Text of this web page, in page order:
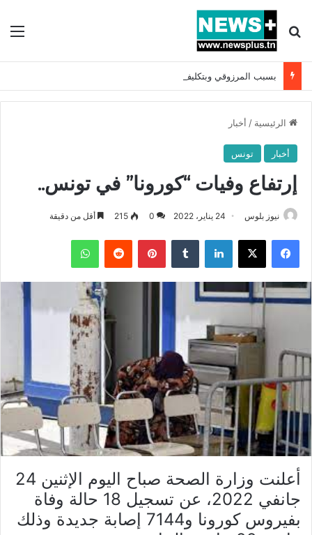
بحث عن
الرئيسية / أخبار
أخبار تونس
إرتفاع وفيات “كورونا” في تونس..
نيوز بلوس 24 يناير، 2022 0
215 أقل من دقيقة
فيسبوك X لينكدإن بينتيريست واتساب
أعلنت وزارة الصحة صباح اليوم الإثنين 24
جانفي 2022، عن تسجيل 18 حالة وفاة
بفيروس كورونا و7144 إصابة جديدة وذلك